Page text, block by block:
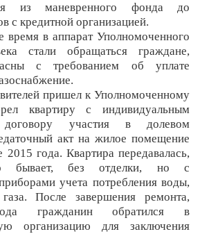
из маневренного фонда до
с кредитной организацией.
время в аппарат Уполномоченного
стали обращаться граждане,
с требованием об уплате
пришел к Уполномоченному
квартиру с индивидуальным
участия в долевом
акт на жилое помещение
2015 года. Квартира передавалась,
бывает, без отделки, но с
учета потребления воды,
После завершения ремонта,
гражданин обратился в
организацию для заключения